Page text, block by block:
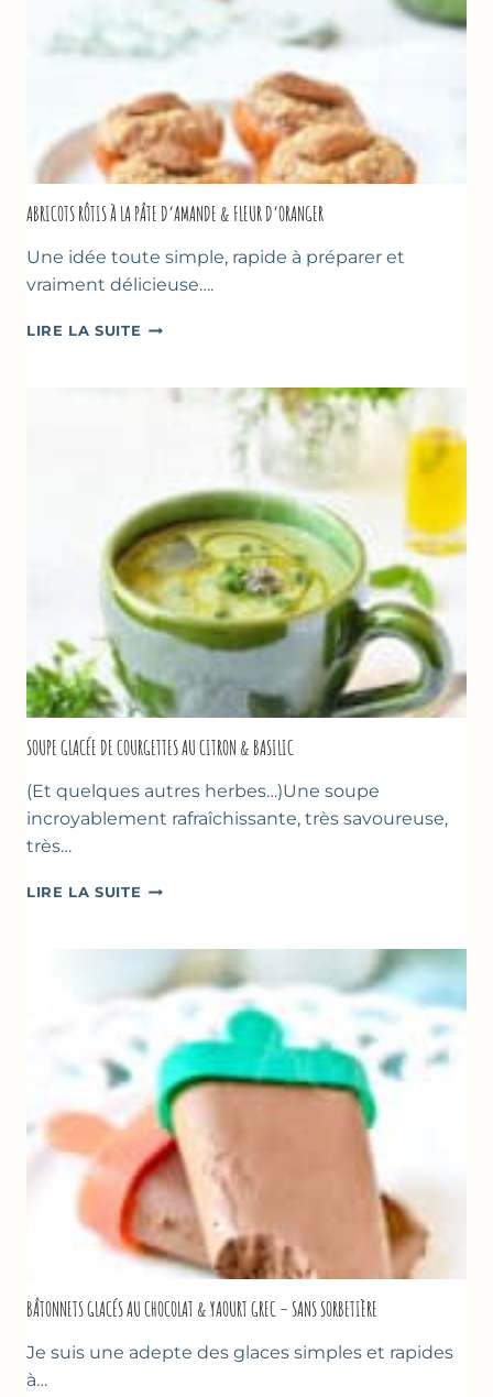
ABRICOTS RÔTIS À LA PÂTE D’AMANDE & FLEUR D’ORANGER
Une idée toute simple, rapide à préparer et
vraiment délicieuse….
LIRE LA SUITE ABRICOTS
D’ORANGER
SOUPE GLACÉE DE COURGETTES AU CITRON & BASILIC
(Et quelques autres herbes…)Une soupe
incroyablement rafraîchissante, très savoureuse,
très…
LIRE LA SUITE SOUPE
COURGETTES
AU
CITRON
BASILIC
BÂTONNETS GLACÉS AU CHOCOLAT & YAOURT GREC – SANS SORBETIÈRE
Je suis une adepte des glaces simples et rapides
à…